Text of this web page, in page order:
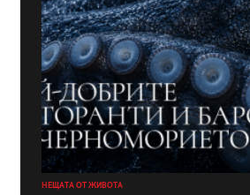
НЕЩАТА ОТ ЖИВОТА